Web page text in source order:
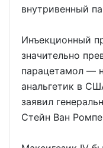
внутривенный
Инъекционный
значительно
парацетамол —
анальгетик в
заявил
Стейн Ван